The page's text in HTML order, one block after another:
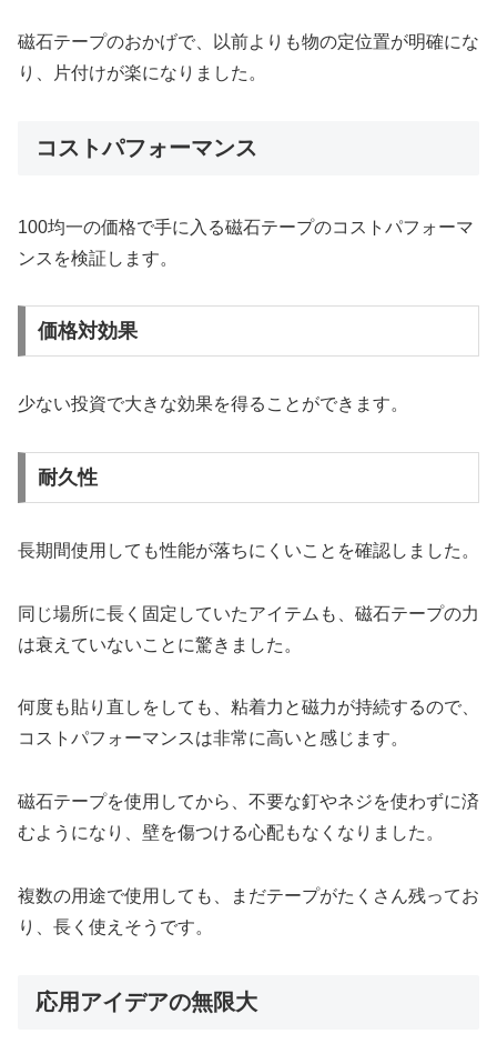
磁石テープのおかげで、以前よりも物の定位置が明確にな
り、片付けが楽になりました。
コストパフォーマンス
100均一の価格で手に入る磁石テープのコストパフォーマ
ンスを検証します。
価格対効果
少ない投資で大きな効果を得ることができます。
耐久性
長期間使用しても性能が落ちにくいことを確認しました。
同じ場所に長く固定していたアイテムも、磁石テープの力
は衰えていないことに驚きました。
何度も貼り直しをしても、粘着力と磁力が持続するので、
コストパフォーマンスは非常に高いと感じます。
磁石テープを使用してから、不要な釘やネジを使わずに済
むようになり、壁を傷つける心配もなくなりました。
複数の用途で使用しても、まだテープがたくさん残ってお
り、長く使えそうです。
応用アイデアの無限大